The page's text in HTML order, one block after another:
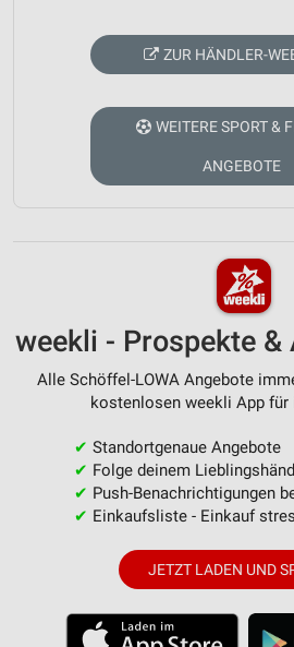
ZUR HÄNDLER-
WEITERE SPORT &
ANGEBOTE
weekli - Prospekte &
Alle Schöffel-LOWA Angebote
kostenlosen weekli App für
✔ Standortgenaue Angebote
✔ Folge deinem
✔ Push-Benachrichtigungen
✔ Einkaufsliste - Einkauf
JETZT LADEN UND